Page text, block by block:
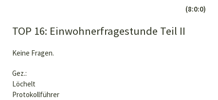
(8:0:0)
TOP 16: Einwohnerfragestunde Teil II
Keine Fragen.
Gez.:
Löchelt
Protokollführer